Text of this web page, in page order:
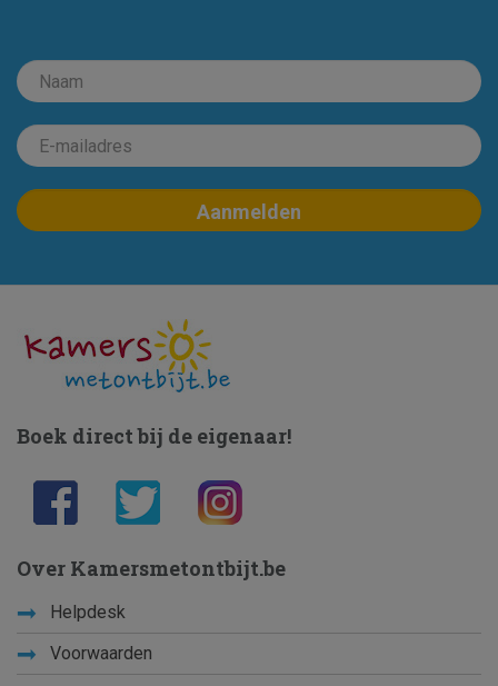
Boek direct bij de eigenaar!
Over Kamersmetontbijt.be
Helpdesk
Voorwaarden